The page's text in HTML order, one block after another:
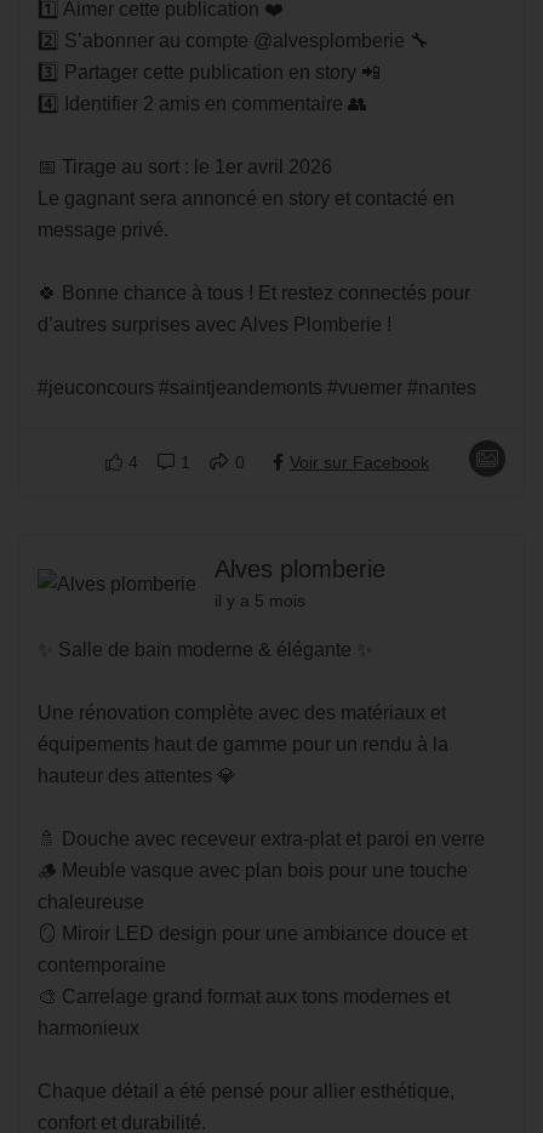
1️⃣ Aimer cette publication ❤️
2️⃣ S’abonner au compte @alvesplomberie 🔧
3️⃣ Partager cette publication en story 📲
4️⃣ Identifier 2 amis en commentaire 👥
📅 Tirage au sort : le 1er avril 2026
Le gagnant sera annoncé en story et contacté en
message privé.
🍀 Bonne chance à tous ! Et restez connectés pour
d’autres surprises avec Alves Plomberie !
#jeuconcours #saintjeandemonts #vuemer #nantes
4 1 0 Voir sur Facebook
Alves plomberie
il y a 5 mois
✨ Salle de bain moderne & élégante ✨
Une rénovation complète avec des matériaux et
équipements haut de gamme pour un rendu à la
hauteur des attentes 💎
🚿 Douche avec receveur extra-plat et paroi en verre
🪵 Meuble vasque avec plan bois pour une touche
chaleureuse
🪞 Miroir LED design pour une ambiance douce et
contemporaine
🎨 Carrelage grand format aux tons modernes et
harmonieux
Chaque détail a été pensé pour allier esthétique,
confort et durabilité.